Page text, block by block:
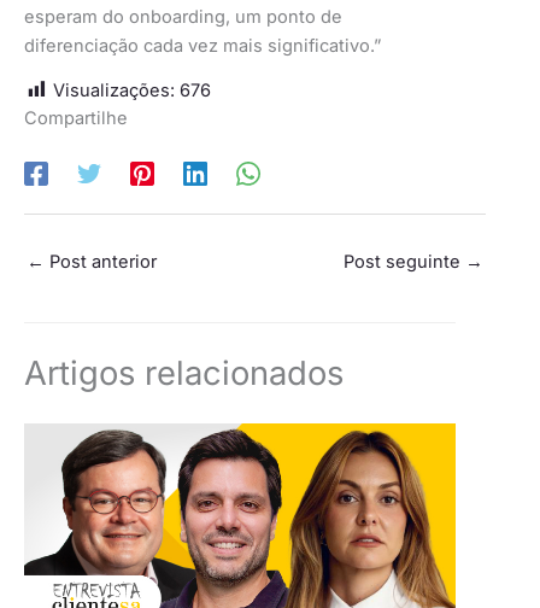
esperam do onboarding, um ponto de
diferenciação cada vez mais significativo.”
Visualizações: 676
Compartilhe
← Post anterior Post seguinte →
Artigos relacionados